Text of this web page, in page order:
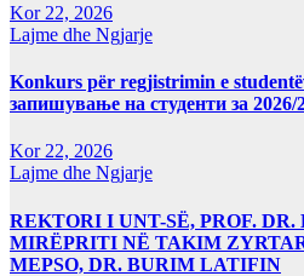
Kor 22, 2026
Lajme dhe Ngjarje
Konkurs për regjistrimin e
запишување на студенти за 2026/
Kor 22, 2026
Lajme dhe Ngjarje
REKTORI I UNT-SË, PROF.
MIRËPRITI NË TAKIM
MEPSO, DR. BURIM LATIFIN